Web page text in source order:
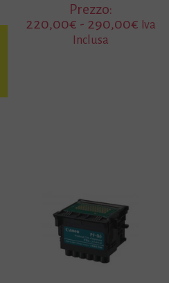
Prezzo:
220,00€ - 290,00€ Iva
Inclusa